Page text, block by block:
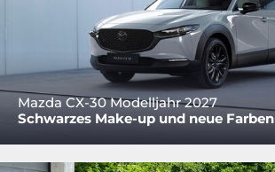
Mazda CX-30 Modelljahr 2027
Schwarzes Make-up und neue Farben